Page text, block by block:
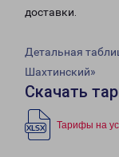
доставки.
Детальная
Шахтинский»
Скачать
Тарифы на